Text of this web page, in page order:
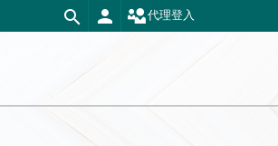
代理登入